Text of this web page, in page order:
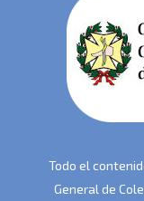
Todo el
General de